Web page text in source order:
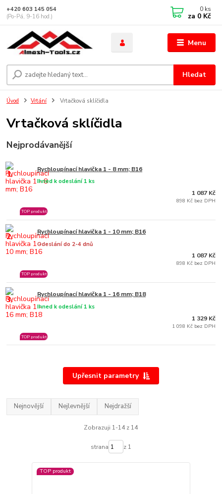
Menu
Hledat
+420 603 145 054
(Po-Pá, 9-16 hod.)
0 ks
za 0 Kč
Úvod Vrtání Vrtačková sklíčidla
Vrtačková sklíčidla
Nejprodávanější
1. Rychloupínací hlavička 1 - 8 mm; B16
Ihned k odeslání 1 ks
TOP produkt
1 087 Kč
898 Kč bez DPH
2. Rychloupínací hlavička 1 - 10 mm; B16
Odeslání do 2-4 dnů
TOP produkt
1 087 Kč
898 Kč bez DPH
3. Rychloupínací hlavička 1 - 16 mm; B18
Ihned k odeslání 1 ks
TOP produkt
1 329 Kč
1 098 Kč bez DPH
Upřesnit parametry
Nejnovější Nejlevnější Nejdražší
Zobrazuji 1-14 z 14
strana z 1
TOP produkt